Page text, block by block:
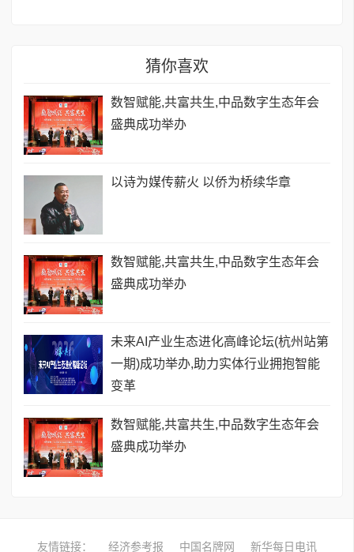
猜你喜欢
数智赋能,共富共生,中品数字生态年会
盛典成功举办
以诗为媒传薪火 以侨为桥续华章
数智赋能,共富共生,中品数字生态年会
盛典成功举办
未来AI产业生态进化高峰论坛(杭州站第
一期)成功举办,助力实体行业拥抱智能
变革
数智赋能,共富共生,中品数字生态年会
盛典成功举办
友情链接： 经济参考报 中国名牌网 新华每日电讯